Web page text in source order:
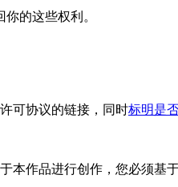
的这些权利。
可协议的链接，同时标明是
本作品进行创作，您必须基